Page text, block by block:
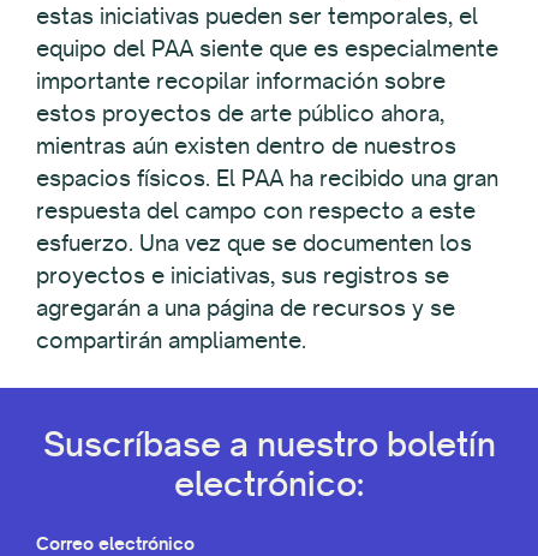
estas iniciativas pueden ser temporales, el
equipo del PAA siente que es especialmente
importante recopilar información sobre
estos proyectos de arte público ahora,
mientras aún existen dentro de nuestros
espacios físicos. El PAA ha recibido una gran
respuesta del campo con respecto a este
esfuerzo. Una vez que se documenten los
proyectos e iniciativas, sus registros se
agregarán a una página de recursos y se
compartirán ampliamente.
Suscríbase a nuestro boletín
electrónico:
Correo electrónico